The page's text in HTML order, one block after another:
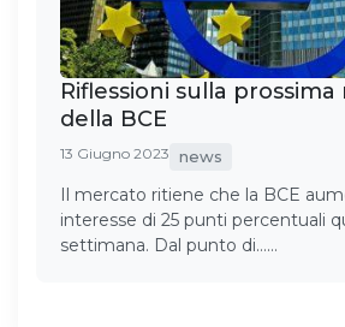
Riflessioni sulla
della BCE
13 Giugno 2023 news
Il mercato ritiene che la BCE
interesse di 25 punti percentuali
settimana. Dal punto di……